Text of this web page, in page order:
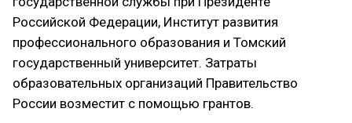
Российской Федерации, Институт развития
профессионального образования и Томский
государственный университет. Затраты
образовательных организаций Правительство
России возместит с помощью грантов.